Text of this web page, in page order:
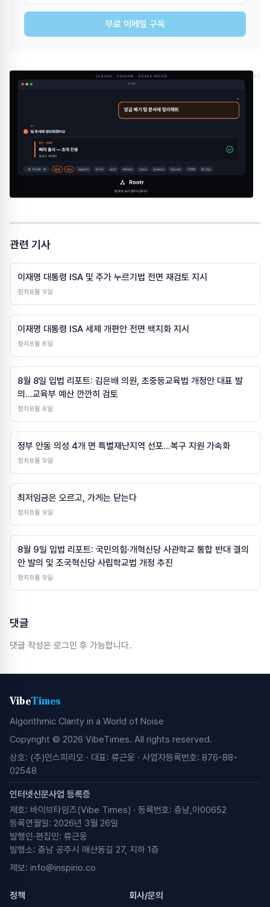
무료 이메일 구독
AD
관련 기사
이재명 대통령 ISA 및 주가 누르기법 전면 재검토 지시
정치 8월 9일
이재명 대통령 ISA 세제 개편안 전면 백지화 지시
정치 8월 8일
8월 8일 입법 리포트: 김은배 의원, 초중등교육법 개정안 대표 발
의…교육부 예산 깐깐히 검토
정치 8월 8일
정부 안동 의성 4개 면 특별재난지역 선포…복구 지원 가속화
정치 8월 9일
최저임금은 오르고, 가게는 닫는다
정치 8월 9일
8월 9일 입법 리포트: 국민의힘·개혁신당 사관학교 통합 반대 결의
안 발의 및 조국혁신당 사립학교법 개정 추진
정치 8월 9일
댓글
댓글 작성은 로그인 후 가능합니다.
VibeTimes
Algorithmic Clarity in a World of Noise
Copyright © 2026 VibeTimes. All rights reserved.
상호: (주)인스피리오 · 대표: 류근웅 · 사업자등록번호: 876-88-
02548
인터넷신문사업 등록증
제호: 바이브타임즈(Vibe Times) · 등록번호: 충남,아00652
등록연월일: 2026년 3월 26일
발행인·편집인: 류근웅
발행소: 충남 공주시 매산동길 27, 지하 1층
제보: info@inspirio.co
정책 회사/문의